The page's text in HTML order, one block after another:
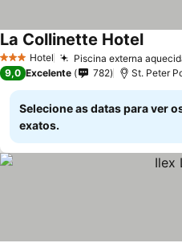
3 EstrelasHotel Piscina externa
La Collinette Hotel
9,0 Excelente 782 St. Peter
Selecione as datas para ver
exatos.